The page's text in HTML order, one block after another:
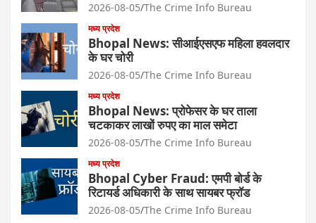
2026-08-05 The Crime Info Bureau
मध्य प्रदेश
Bhopal News: सीआईएसएफ महिला हवलदार
के घर चोरी
2026-08-05 The Crime Info Bureau
मध्य प्रदेश
Bhopal News: प्रोफेसर के घर ताला
चटकाकर लाखों रुपए का माल समेटा
2026-08-05 The Crime Info Bureau
मध्य प्रदेश
Bhopal Cyber Fraud: एमपी बोर्ड के
रिटायर्ड अधिकारी के साथ सायबर फ्रॉड
2026-08-05 The Crime Info Bureau